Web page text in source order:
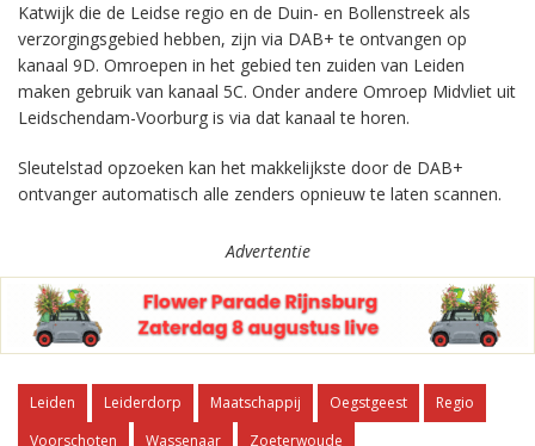
Katwijk die de Leidse regio en de Duin- en Bollenstreek als
verzorgingsgebied hebben, zijn via DAB+ te ontvangen op
kanaal 9D. Omroepen in het gebied ten zuiden van Leiden
maken gebruik van kanaal 5C. Onder andere Omroep Midvliet uit
Leidschendam-Voorburg is via dat kanaal te horen.
Sleutelstad opzoeken kan het makkelijkste door de DAB+
ontvanger automatisch alle zenders opnieuw te laten scannen.
Advertentie
Leiden Leiderdorp Maatschappij Oegstgeest
Regio
Voorschoten
Wassenaar Zoeterwoude